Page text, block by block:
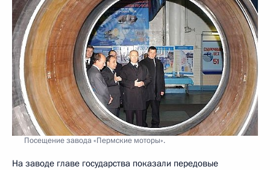
Посещение завода «Пермские моторы».
На заводе главе государства показали передовые